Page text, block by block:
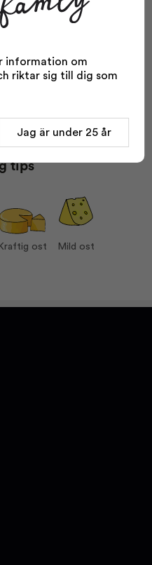
NV
Konventionell
19,50
Tawny portvin
Plastpropp
Söta desserter
Friska desserter
Kraftig ost
Mild ost
tips
Kraftig ost Mild ost
information om
riktar sig till dig som
Jag är under 25 år